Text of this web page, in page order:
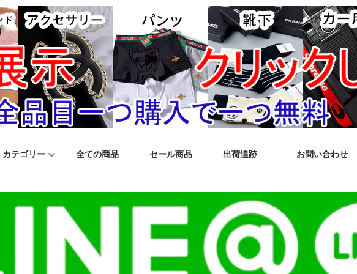
カテゴリー 全ての商品 セール商品 出荷追跡 お問い合わせ